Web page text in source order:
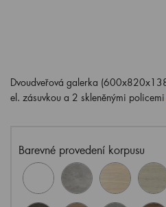
Dvoudveřová galerka
el. zásuvkou a 2 skleněnými policemi
Barevné provedení korpusu